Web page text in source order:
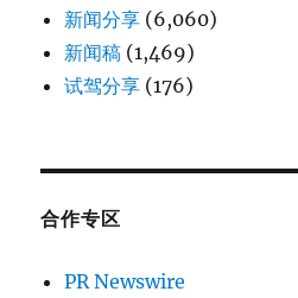
新闻分享 (6,060)
新闻稿 (1,469)
试驾分享 (176)
合作专区
PR Newswire